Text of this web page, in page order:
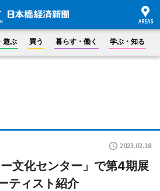
遊ぶ 買う 暮らす・働く 学ぶ・知る
2023.02.18
ー文化センター」で第4期展
ティスト紹介